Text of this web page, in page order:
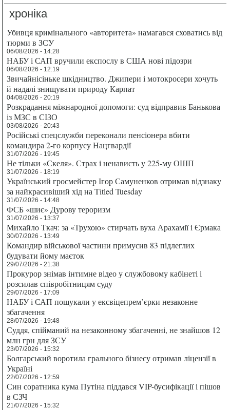
хроніка
Убивця кримінального «авторитета» намагався сховатись від
тюрми в ЗСУ
06/08/2026 - 14:28
НАБУ і САП вручили експослу в США нові підозри
06/08/2026 - 12:19
Звичайнісіньке шкідництво. Джипери і мотокросери хочуть
й надалі знищувати природу Карпат
04/08/2026 - 20:19
Розкрадання міжнародної допомоги: суд відправив Банькова
із МЗС в СІЗО
03/08/2026 - 20:43
Російські спецслужби переконали пенсіонера вбити
командира 2-го корпусу Нацгвардії
31/07/2026 - 19:45
Не тільки «Скеля». Страх і ненависть у 225-му ОШП
31/07/2026 - 18:19
Український гросмейстер Ігор Самуненков отримав відзнаку
за найкрасивіший хід на Titled Tuesday
31/07/2026 - 14:48
ФСБ «шиє» Дурову тероризм
31/07/2026 - 13:37
Михайло Ткач: за «Трухою» стирчать вуха Арахамії і Єрмака
30/07/2026 - 13:49
Командир військової частини примусив 83 підлеглих
будувати йому маєток
29/07/2026 - 21:38
Прокурор знімав інтимне відео у службовому кабінеті і
розсилав співробітницям суду
29/07/2026 - 17:09
НАБУ і САП пошукали у ексвіцепрем’єрки незаконне
збагачення
28/07/2026 - 19:48
Суддя, спійманий на незаконному збагаченні, не знайшов 12
млн грн для ЗСУ
23/07/2026 - 15:32
Болгарський воротила грального бізнесу отримав ліцензії в
Україні
22/07/2026 - 12:59
Син соратника кума Путіна піддався VIP-бусифікації і пішов
в СЗЧ
21/07/2026 - 15:32